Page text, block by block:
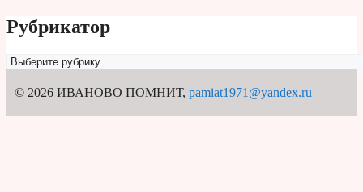
Рубрикатор
Рубрикатор
© 2026 ИВАНОВО ПОМНИТ, pamiat1971@yandex.ru